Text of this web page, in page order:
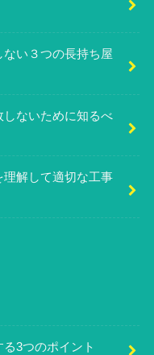
い３つの長持ち屋
しないために知るべ
理解して適切な工事
3つのポイント